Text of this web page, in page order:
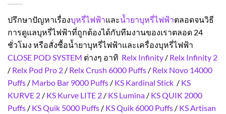
ปรึกษาปัญหาเรื่องบุหรี่ไฟฟ้าและน้ำยาบุหรี่ไฟฟ้าตลอดจนวิธี
การดูแลบุหรี่ไฟฟ้าที่ถูกต้องได้กับทีมงานของเราตลอด 24
ชั่วโมง หรือสั่งซื้อน้ำยาบุหรี่ไฟฟ้าและเครื่องบุหรี่ไฟฟ้า
CLOSE POD SYSTEM ต่างๆ อาทิ Relx Infinity / Relx Infinity 2
/ Relx Pod Pro 2 / Relx Crush 6000 Puffs / Relx Novo 14000
Puffs / Marbo Bar 9000 Puffs / KS Kardinal Stick / KS
KURVE 2 / KS Kurve LITE 2 / KS Lumina / KS QUIK 2000
Puffs / KS Quik 5000 Puffs / KS Quik 6000 Puffs / KS Artisan